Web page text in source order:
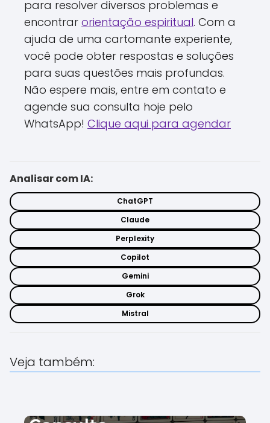
para resolver diversos problemas e
encontrar orientação espiritual. Com a
ajuda de uma cartomante experiente,
você pode obter respostas e soluções
para suas questões mais profundas.
Não espere mais, entre em contato e
agende sua consulta hoje pelo
WhatsApp! Clique aqui para agendar
Analisar com IA:
ChatGPT
Claude
Perplexity
Copilot
Gemini
Grok
Mistral
Veja também: